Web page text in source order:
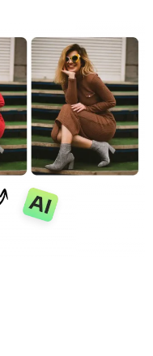
Veo 3.1
2.1 Master
Pro Seedream 4.5